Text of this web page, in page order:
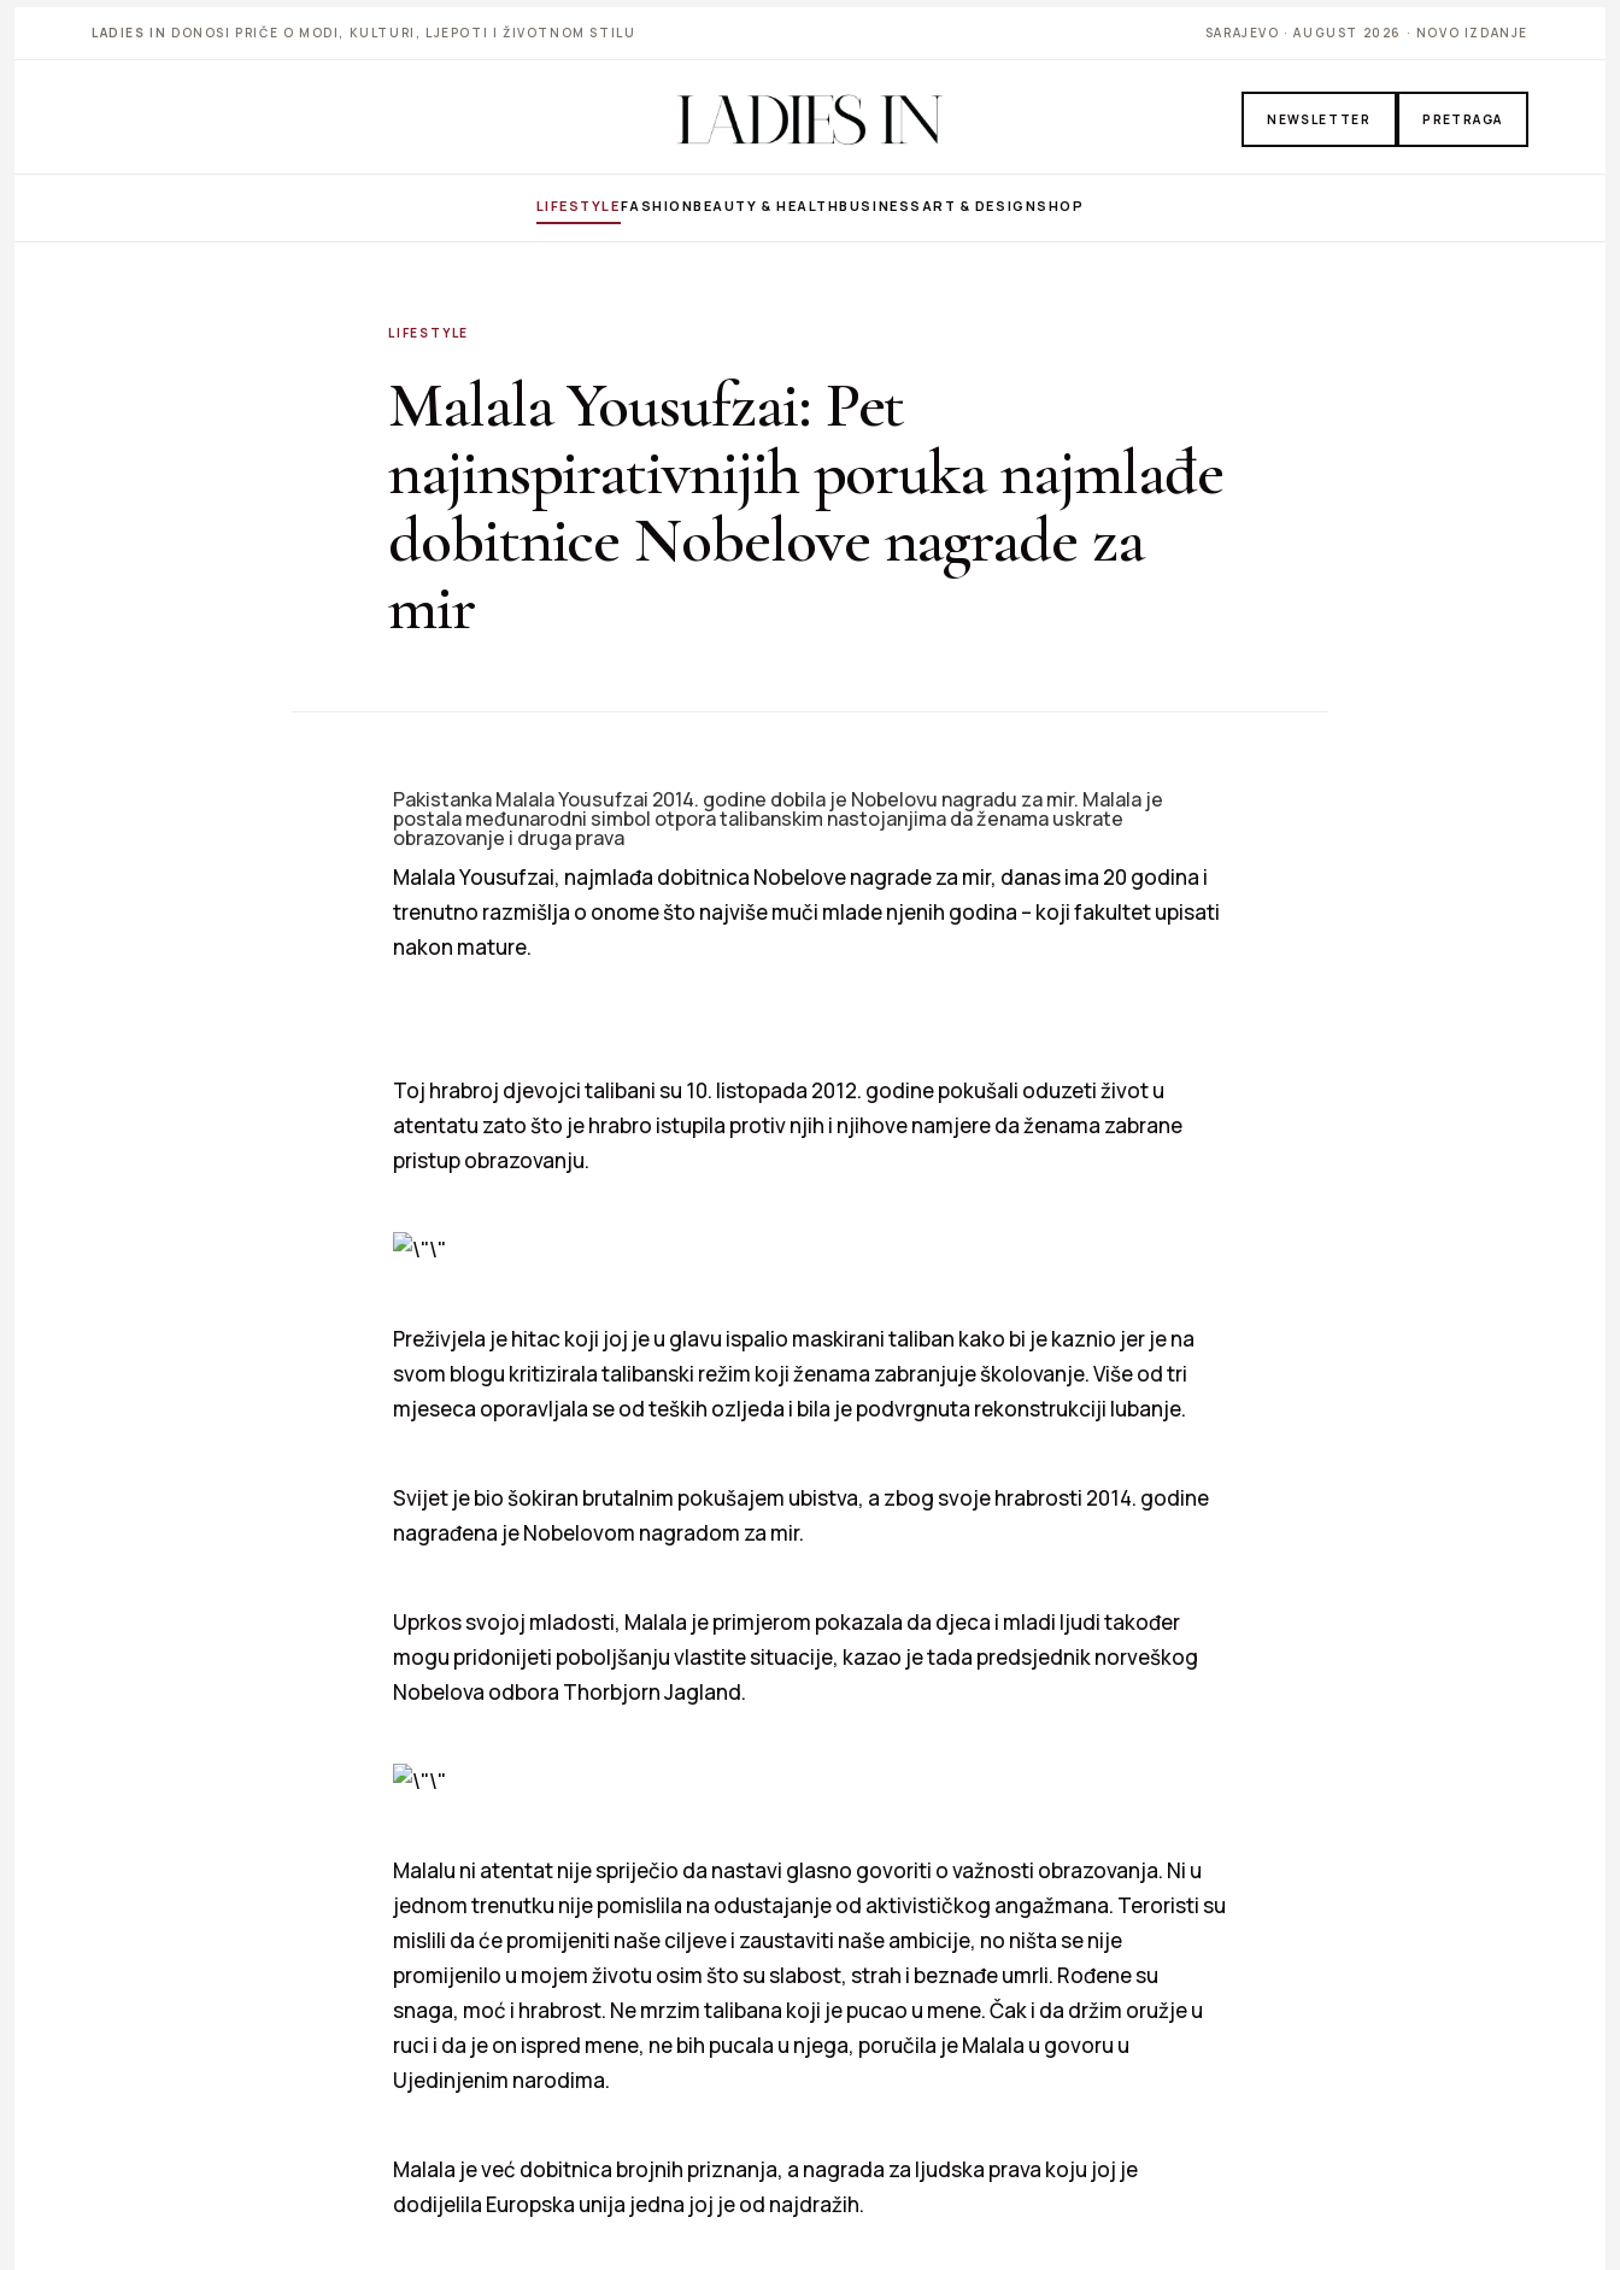
LADIES IN DONOSI PRIČE O MODI, KULTURI, LJEPOTI I ŽIVOTNOM STILU SARAJEVO · AUGUST 2026 · NOVO IZDANJE
NEWSLETTER PRETRAGA
LIFESTYLEFASHIONBEAUTY & HEALTHBUSINESS ART & DESIGNSHOP
LIFESTYLE
Malala Yousufzai: Pet
najinspirativnijih poruka najmlađe
dobitnice Nobelove nagrade za
mir
Pakistanka Malala Yousufzai 2014. godine dobila je Nobelovu nagradu za mir. Malala je
postala međunarodni simbol otpora talibanskim nastojanjima da ženama uskrate
obrazovanje i druga prava
Malala Yousufzai, najmlađa dobitnica Nobelove nagrade za mir, danas ima 20 godina i
trenutno razmišlja o onome što najviše muči mlade njenih godina – koji fakultet upisati
nakon mature.
Toj hrabroj djevojci talibani su 10. listopada 2012. godine pokušali oduzeti život u
atentatu zato što je hrabro istupila protiv njih i njihove namjere da ženama zabrane
pristup obrazovanju.
Preživjela je hitac koji joj je u glavu ispalio maskirani taliban kako bi je kaznio jer je na
svom blogu kritizirala talibanski režim koji ženama zabranjuje školovanje. Više od tri
mjeseca oporavljala se od teških ozljeda i bila je podvrgnuta rekonstrukciji lubanje.
Svijet je bio šokiran brutalnim pokušajem ubistva, a zbog svoje hrabrosti 2014. godine
nagrađena je Nobelovom nagradom za mir.
Uprkos svojoj mladosti, Malala je primjerom pokazala da djeca i mladi ljudi također
mogu pridonijeti poboljšanju vlastite situacije, kazao je tada predsjednik norveškog
Nobelova odbora Thorbjorn Jagland.
Malalu ni atentat nije spriječio da nastavi glasno govoriti o važnosti obrazovanja. Ni u
jednom trenutku nije pomislila na odustajanje od aktivističkog angažmana. Teroristi su
mislili da će promijeniti naše ciljeve i zaustaviti naše ambicije, no ništa se nije
promijenilo u mojem životu osim što su slabost, strah i beznađe umrli. Rođene su
snaga, moć i hrabrost. Ne mrzim talibana koji je pucao u mene. Čak i da držim oružje u
ruci i da je on ispred mene, ne bih pucala u njega, poručila je Malala u govoru u
Ujedinjenim narodima.
Malala je već dobitnica brojnih priznanja, a nagrada za ljudska prava koju joj je
dodijelila Europska unija jedna joj je od najdražih.